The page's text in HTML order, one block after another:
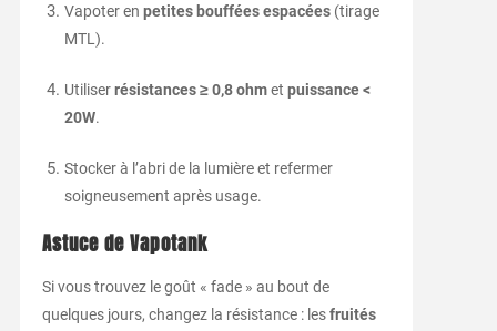
Vapoter en petites bouffées espacées(tirage
MTL).
Utiliserrésistances ≥ 0,8 ohmet puissance <
20W.
Stocker à l’abri de la lumière et refermer
soigneusement après usage.
Astuce de Vapotank
Si vous trouvez le goût « fade » au bout de
quelques jours, changez la résistance : lesfruités